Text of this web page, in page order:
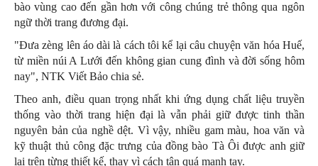
bào vùng cao đến gần hơn với công chúng trẻ thông qua ngôn
ngữ thời trang đương đại.
"Đưa zèng lên áo dài là cách tôi kể lại câu chuyện văn hóa Huế,
từ miền núi A Lưới đến không gian cung đình và đời sống hôm
nay", NTK Viết Bảo chia sẻ.
Theo anh, điều quan trọng nhất khi ứng dụng chất liệu truyền
thống vào thời trang hiện đại là vẫn phải giữ được tinh thần
nguyên bản của nghề dệt. Vì vậy, nhiều gam màu, hoa văn và
kỹ thuật thủ công đặc trưng của đồng bào Tà Ôi được anh giữ
lại trên từng thiết kế, thay vì cách tân quá mạnh tay.